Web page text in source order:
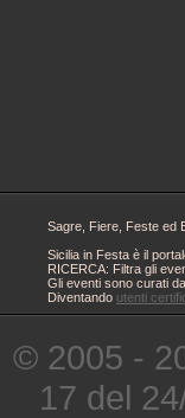
Sagre, Fiere, Feste ed
Sicilia in Festa è il
RICERCA: Filtra gli
Gli eventi sono curati
Diventando utenti
© 2005 -
17 del